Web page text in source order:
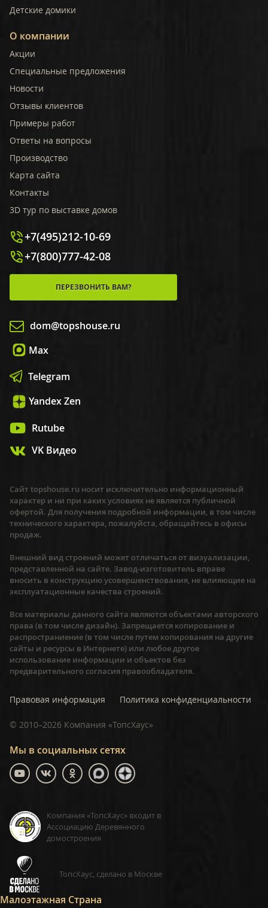
Детские домики
О компании
Акции
Специальные предложения
Новости
Отзывы клиентов
Примеры работ
Ответы на вопросы
Производство
Карта сайта
Контакты
3D тур по выставке домов
+7(495)212-10-69
+7(800)777-42-08
ПЕРЕЗВОНИТЬ ВАМ?
dom@topshouse.ru
Max
Telegram
Yandex Zen
Rutube
VK Видео
Мы в социальных сетях
Компания «ТопсХаус» входит в
Ассоциацию Деревянного
домостроения
ТопсХаус, сделано в Москве
Малоэтажная Страна
Сайт topshouse.ru носит исключительно информационный
характер и ни при каких условиях не является публичной
офертой. Для получения подробной информации, в том числе
технического характера, пожалуйста, обращайтесь в офисы
продаж.
Внешний вид строений может отличаться от визуализации,
представленной на сайте. Завод-изготовитель вправе
вносить в конструкцию усовершенствования, не влияющие на
эксплуатационные качества строений.
Все материалы данного сайта являются объектами авторского
права (в том числе дизайн). Запрещается копирование и
распространиение (в том числе путем копирования на другие
сайты и ресурсы в Интернете) или любое другое
использование информации и объектов без
предварительного согласия правообладателя.
Правовая информация Политика конфиденциальности
© 2010–2026 Компания «ТопсХаус»